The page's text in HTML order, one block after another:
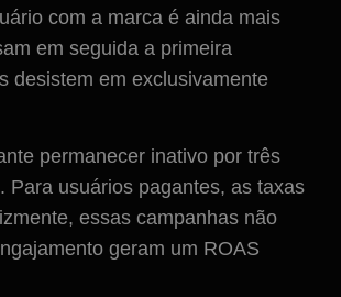
com a marca é ainda mais
em seguida a primeira
desistem em exclusivamente
permanecer inativo por três
Para usuários pagantes, as taxas
essas campanhas não
geram um ROAS